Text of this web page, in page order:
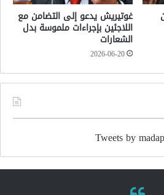
غوتيريش يدعو إلى التضامن مع
اللاجئين بإجراءات ملموسة بدل
الشعارات
2026-06-20
Tweets by